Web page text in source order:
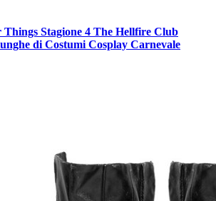
Stagione 4 The Hellfire Club
di Costumi Cosplay Carnevale